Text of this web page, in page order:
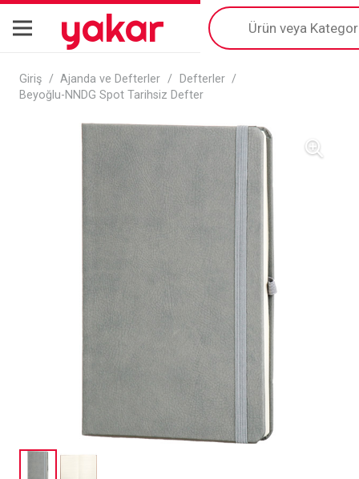
yakar
Products
search
Giriş / Ajanda ve Defterler / Defterler /
Beyoğlu-NNDG Spot Tarihsiz Defter